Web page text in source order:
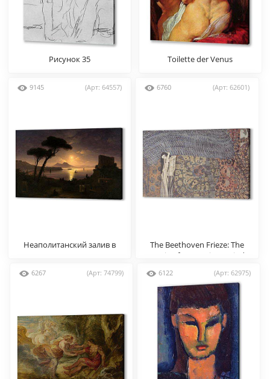
Рисунок 35 Toilette der Venus
9145 (Арт: 64557)
Неаполитанский залив в
6760 (Арт: 62601)
The Beethoven Frieze: The
Longing for Happiness Finds
6267 (Арт: 74799) 6122 (Арт: 62975)